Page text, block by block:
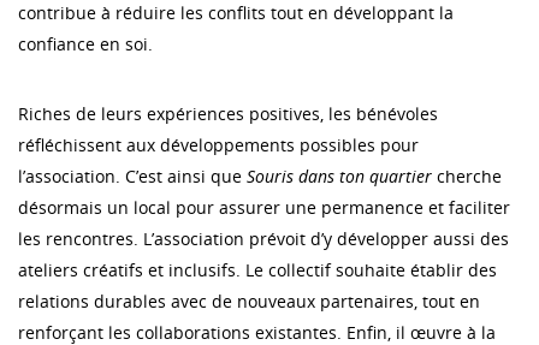
contribue à réduire les conflits tout en développant la
confiance en soi.
Riches de leurs expériences positives, les bénévoles
réfléchissent aux développements possibles pour
l’association. C’est ainsi que Souris dans ton quartier cherche
désormais un local pour assurer une permanence et faciliter
les rencontres. L’association prévoit d’y développer aussi des
ateliers créatifs et inclusifs. Le collectif souhaite établir des
relations durables avec de nouveaux partenaires, tout en
renforçant les collaborations existantes. Enfin, il œuvre à la